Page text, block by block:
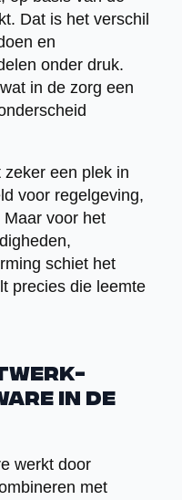
Dat is het verschil
en
onder druk.
in de zorg een
een plek in
voor regelgeving,
voor het
schiet het
precies die leemte
in de
werkt door
met